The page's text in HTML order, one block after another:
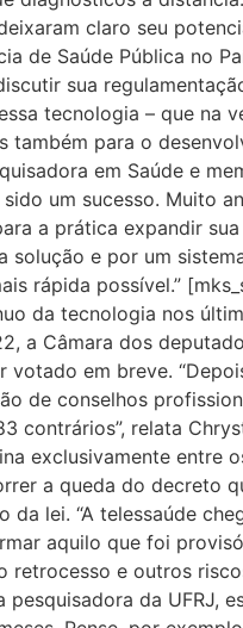
claro seu
de Saúde Pública no
sua
tecnologia – que na
também para o
em Saúde e
um sucesso. Muito
a prática expandir
solução e por um
rápida possível.”
da tecnologia nos
a Câmara dos
votado em breve.
de conselhos
contrários”, relata
exclusivamente entre
a queda do decreto
lei. “A telessaúde
aquilo que foi
retrocesso e outros
da UFRJ,